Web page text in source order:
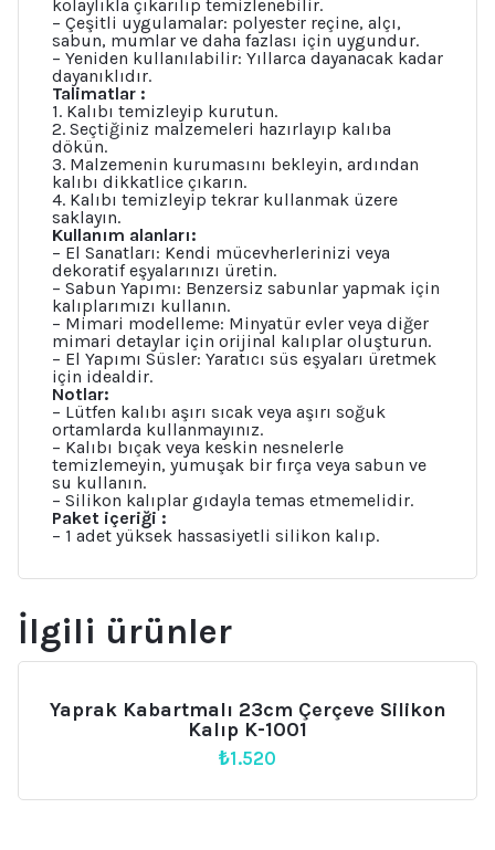
kolaylıkla çıkarılıp temizlenebilir.
– Çeşitli uygulamalar: polyester reçine, alçı,
sabun, mumlar ve daha fazlası için uygundur.
– Yeniden kullanılabilir: Yıllarca dayanacak kadar
dayanıklıdır.
Talimatlar :
1. Kalıbı temizleyip kurutun.
2. Seçtiğiniz malzemeleri hazırlayıp kalıba
dökün.
3. Malzemenin kurumasını bekleyin, ardından
kalıbı dikkatlice çıkarın.
4. Kalıbı temizleyip tekrar kullanmak üzere
saklayın.
Kullanım alanları:
– El Sanatları: Kendi mücevherlerinizi veya
dekoratif eşyalarınızı üretin.
– Sabun Yapımı: Benzersiz sabunlar yapmak için
kalıplarımızı kullanın.
– Mimari modelleme: Minyatür evler veya diğer
mimari detaylar için orijinal kalıplar oluşturun.
– El Yapımı Süsler: Yaratıcı süs eşyaları üretmek
için idealdir.
Notlar:
– Lütfen kalıbı aşırı sıcak veya aşırı soğuk
ortamlarda kullanmayınız.
– Kalıbı bıçak veya keskin nesnelerle
temizlemeyin, yumuşak bir fırça veya sabun ve
su kullanın.
– Silikon kalıplar gıdayla temas etmemelidir.
Paket içeriği :
– 1 adet yüksek hassasiyetli silikon kalıp.
İlgili ürünler
Yaprak Kabartmalı 23cm Çerçeve Silikon
Kalıp K-1001
₺1.520